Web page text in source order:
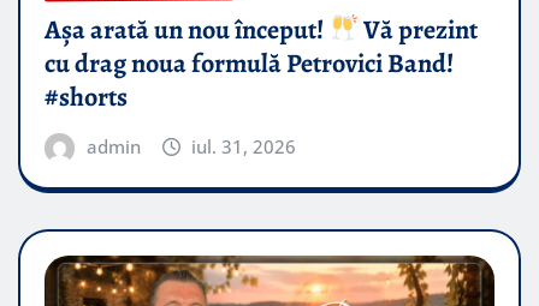
Așa arată un nou început!
Vă prezint
cu drag noua formulă Petrovici Band!
#shorts
admin iul. 31, 2026